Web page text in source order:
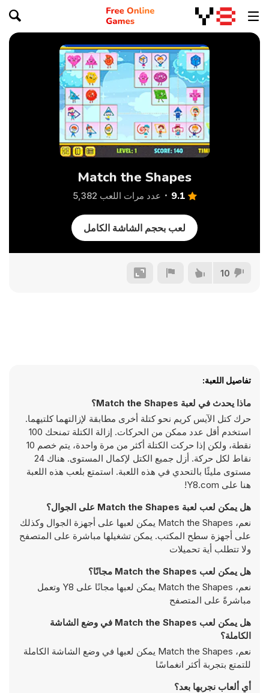
Match the Shapes
9.1 عدد مرات اللعب 5,382
لعب بحجم الشاشة الكامل
10
تفاصيل اللعبة:
ماذا يحدث في لعبة Match the Shapes؟
حرك كتل الآيس كريم نحو كتلة أخرى مطابقة لإزالتهما كلتيهما.
استخدم أقل عدد ممكن من الحركات. إزالة الكتلة تمنحك 100
نقطة، ولكن إذا حركت الكتلة أكثر من مرة واحدة، يتم خصم 10
نقاط لكل حركة. أزل جميع الكتل لإكمال المستوى. هناك 24
مستوى مليئًا بالتحدي في هذه اللعبة. استمتع بلعب هذه اللعبة
هنا على Y8.com!
هل يمكن لعب لعبة Match the Shapes على الجوال؟
نعم، Match the Shapes يمكن لعبها على أجهزة الجوال وكذلك
على أجهزة سطح المكتب. يمكن تشغيلها مباشرة على المتصفح
ولا تتطلب أية تحميلات
هل يمكن لعب Match the Shapes مجانًا؟
نعم، Match the Shapes يمكن لعبها مجانًا على Y8 وتعمل
مباشرةً على المتصفح
هل يمكن لعب Match the Shapes في وضع الشاشة
الكاملة؟
نعم، Match the Shapes يمكن لعبها في وضع الشاشة الكاملة
للتمتع بتجربة أكثر انغماسًا
أي ألعاب نجربها بعد؟